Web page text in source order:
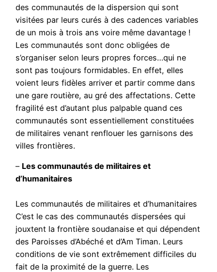
des communautés de la dispersion qui sont
visitées par leurs curés à des cadences variables
de un mois à trois ans voire même davantage !
Les communautés sont donc obligées de
s’organiser selon leurs propres forces…qui ne
sont pas toujours formidables. En effet, elles
voient leurs fidèles arriver et partir comme dans
une gare routière, au gré des affectations. Cette
fragilité est d’autant plus palpable quand ces
communautés sont essentiellement constituées
de militaires venant renflouer les garnisons des
villes frontières.
– Les communautés de militaires et
d’humanitaires
Les communautés de militaires et d’humanitaires
C’est le cas des communautés dispersées qui
jouxtent la frontière soudanaise et qui dépendent
des Paroisses d’Abéché et d’Am Timan. Leurs
conditions de vie sont extrêmement difficiles du
fait de la proximité de la guerre. Les